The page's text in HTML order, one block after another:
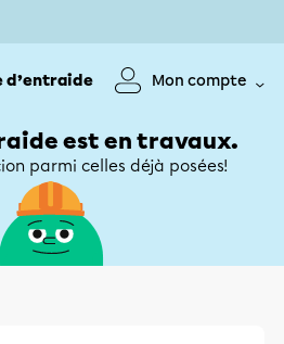
d’entraide Mon compte
est en travaux.
parmi celles déjà posées!